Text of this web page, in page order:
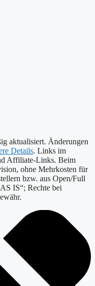
aktualisiert. Änderungen
Details. Links im
Affiliate-Links. Beim
ohne Mehrkosten für
bzw. aus Open/Full
IS“; Rechte bei